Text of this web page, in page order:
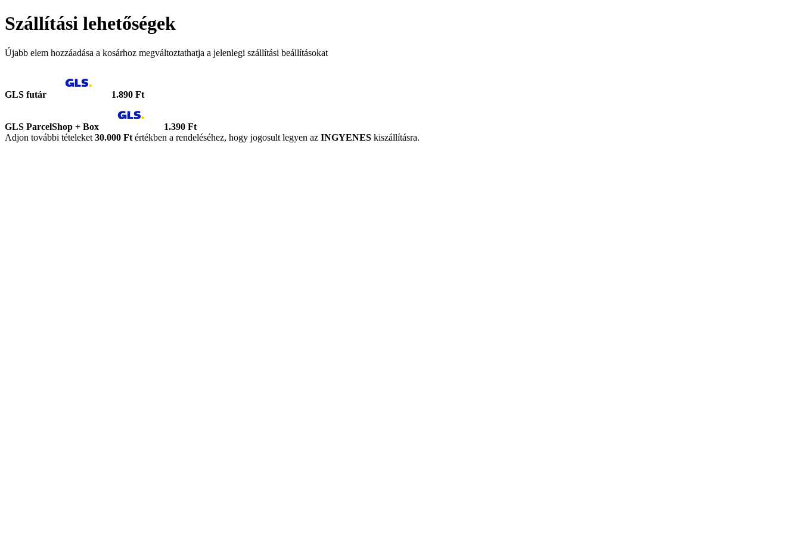
Szállítási lehetőségek
Újabb elem hozzáadása a kosárhoz megváltoztathatja a jelenlegi szállítási beállításokat
GLS futár 1.890 Ft
GLS ParcelShop + Box
1.390 Ft
Adjon további tételeket 30.000 Ft értékben a rendeléséhez, hogy jogosult legyen az INGYENES kiszállításra.